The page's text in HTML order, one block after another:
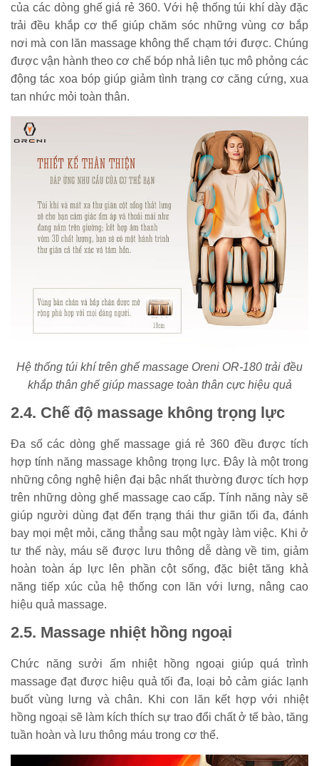
của các dòng ghế giá rẻ 360. Với hệ thống túi khí dày đặc
trải đều khắp cơ thể giúp chăm sóc những vùng cơ bắp
nơi mà con lăn massage không thể chạm tới được. Chúng
được vận hành theo cơ chế bóp nhả liên tục mô phỏng các
động tác xoa bóp giúp giảm tình trạng cơ căng cứng, xua
tan nhức mỏi toàn thân.
Hệ thống túi khí trên ghế massage Oreni OR-180 trải đều
khắp thân ghế giúp massage toàn thân cực hiệu quả
2.4. Chế độ massage không trọng lực
Đa số các dòng ghế massage giá rẻ 360 đều được tích
hợp tính năng massage không trọng lực. Đây là một trong
những công nghệ hiện đại bậc nhất thường được tích hợp
trên những dòng ghế massage cao cấp. Tính năng này sẽ
giúp người dùng đạt đến trạng thái thư giãn tối đa, đánh
bay mọi mệt mỏi, căng thẳng sau một ngày làm việc. Khi ở
tư thế này, máu sẽ được lưu thông dễ dàng về tim, giảm
hoàn toàn áp lực lên phần cột sống, đặc biệt tăng khả
năng tiếp xúc của hệ thống con lăn với lưng, nâng cao
hiệu quả massage.
2.5. Massage nhiệt hồng ngoại
Chức năng sưởi ấm nhiệt hồng ngoại giúp quá trình
massage đạt được hiệu quả tối đa, loại bỏ cảm giác lạnh
buốt vùng lưng và chân. Khi con lăn kết hợp với nhiệt
hồng ngoại sẽ làm kích thích sự trao đổi chất ở tế bào, tăng
tuần hoàn và lưu thông máu trong cơ thể.